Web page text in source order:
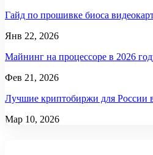
Гайд по прошивке биоса
Янв 22, 2026
Майнинг на процессоре в 2026
Фев 21, 2026
Лучшие криптобиржи для России
Мар 10, 2026